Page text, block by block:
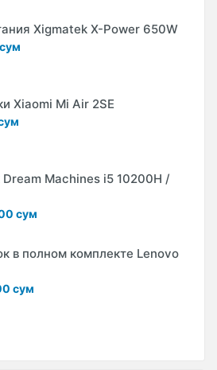
Xigmatek X-Power 650W
Xiaomi Mi Air 2SE
Dream Machines i5 10200H /
сум
в полном комплекте Lenovo
сум